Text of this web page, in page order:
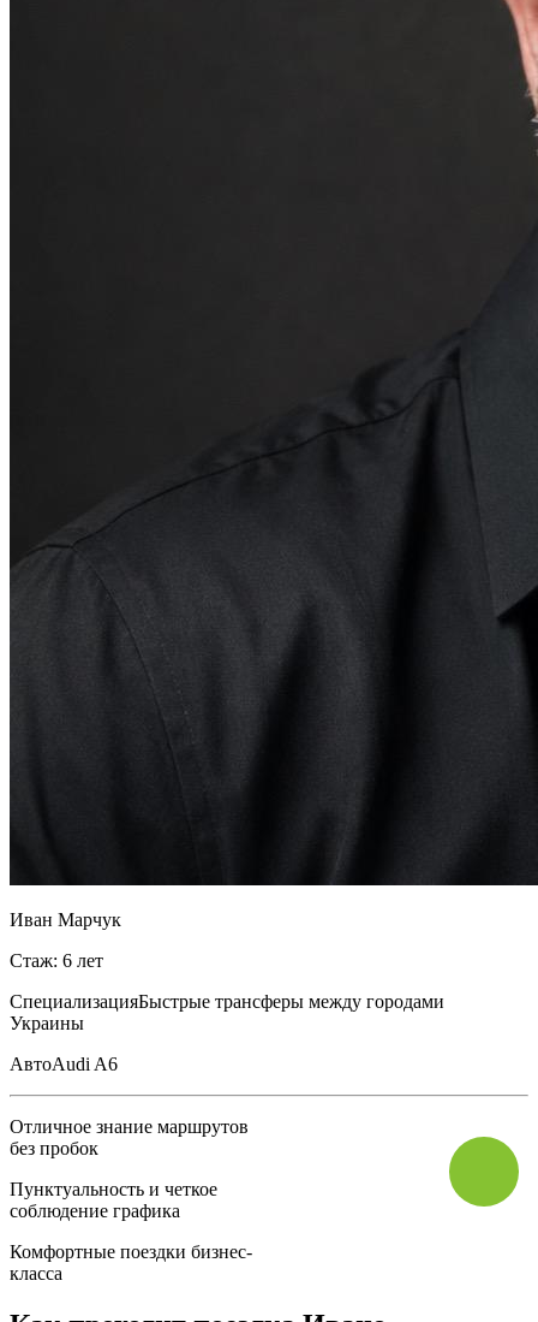
Иван Марчук
Стаж: 6 лет
СпециализацияБыстрые трансферы между городами
Украины
АвтоAudi A6
Отличное знание маршрутов
без пробок
Пунктуальность и четкое
соблюдение графика
Комфортные поездки бизнес-
класса